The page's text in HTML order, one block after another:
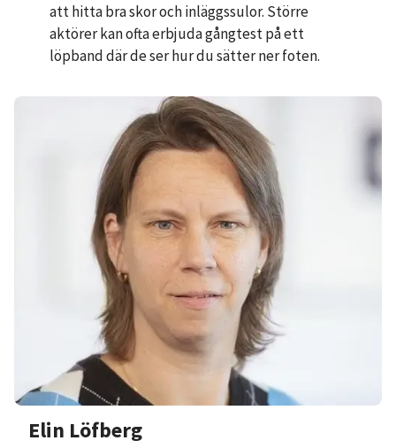
att hitta bra skor och inläggssulor. Större
aktörer kan ofta erbjuda gångtest på ett
löpband där de ser hur du sätter ner foten.
Elin Löfberg